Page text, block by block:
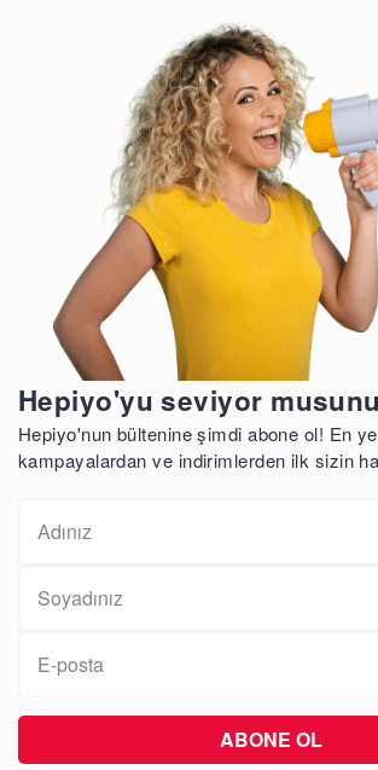
Hepiyo'yu seviyor
Hepiyo'nun bültenine şimdi abone ol! En
kampayalardan ve indirimlerden ilk sizin
İsim
Soyisim
posta